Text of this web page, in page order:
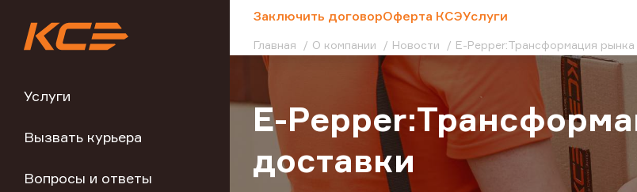
Услуги
Вызвать курьера
Вопросы и ответы
Заключить договорОферта КСЭУслуги
Главная О компании Новости E-Pepper:Трансформация
E-
доставки